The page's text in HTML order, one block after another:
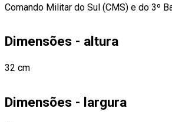
Comando Militar do Sul (CMS) e do 3º
Dimensões - altura
32 cm
Dimensões - largura